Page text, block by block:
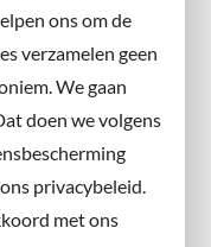
ons om de
verzamelen geen
We gaan
doen we volgens
privacybeleid.
met ons